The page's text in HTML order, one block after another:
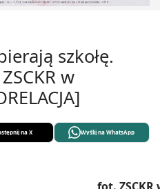
szkołę.
w
na X Wyślij na WhatsApp